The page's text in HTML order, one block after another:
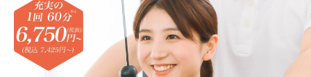
トレーナー
料金